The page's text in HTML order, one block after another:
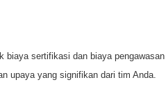
sertifikasi dan biaya pengawasan
upaya yang signifikan dari tim Anda.